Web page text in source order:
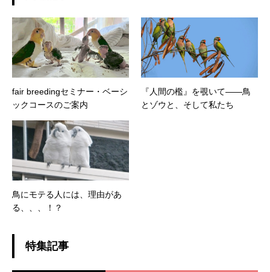
fair breedingセミナー・ベーシ
ックコースのご案内
『人間の檻』を覗いて――鳥
とゾウと、そして私たち
鳥にモテる人には、理由があ
る、、、！？
特集記事